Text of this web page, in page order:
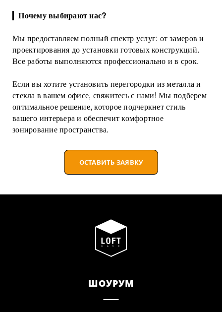
▎Почему выбирают нас?
Мы предоставляем полный спектр услуг: от замеров и
проектирования до установки готовых конструкций.
Все работы выполняются профессионально и в срок.
Если вы хотите установить перегородки из металла и
стекла в вашем офисе, свяжитесь с нами! Мы подберем
оптимальное решение, которое подчеркнет стиль
вашего интерьера и обеспечит комфортное
зонирование пространства.
ОСТАВИТЬ ЗАЯВКУ
ШОУРУМ